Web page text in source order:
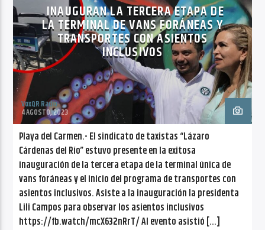
INAUGURAN LA TERCERA ETAPA DE
LA TERMINAL DE VANS FORÁNEAS Y
TRANSPORTES CON ASIENTOS
INCLUSIVOS
VoxQR Radio
4 AGOSTO, 2023
Playa del Carmen.- El sindicato de taxistas “Lázaro
Cárdenas del Río” estuvo presente en la exitosa
inauguración de la tercera etapa de la terminal única de
vans foráneas y el inicio del programa de transportes con
asientos inclusivos. Asiste a la inauguración la presidenta
Lili Campos para observar los asientos inclusivos
https://fb.watch/mcX632nRrT/ Al evento asistió […]